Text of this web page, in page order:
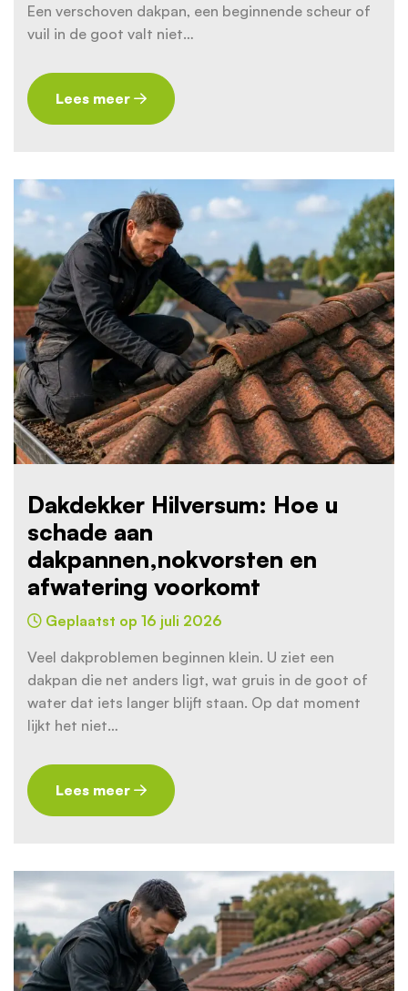
Een verschoven dakpan, een beginnende scheur of
vuil in de goot valt niet…
Lees meer
Dakdekker Hilversum: Hoe u
schade aan
dakpannen,nokvorsten en
afwatering voorkomt
Geplaatst op 16 juli 2026
Veel dakproblemen beginnen klein. U ziet een
dakpan die net anders ligt, wat gruis in de goot of
water dat iets langer blijft staan. Op dat moment
lijkt het niet…
Lees meer